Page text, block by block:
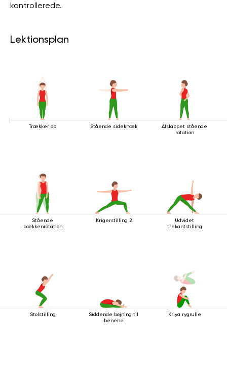
kontrollerede.
Lektionsplan
Trækker op Stående sideknæk
Afslappet stående
rotation
Stående
bækkenrotation
Krigerstilling 2
Udvidet
trekantstilling
Stolstilling
Siddende bøjning til
benene
Kriya rygrulle